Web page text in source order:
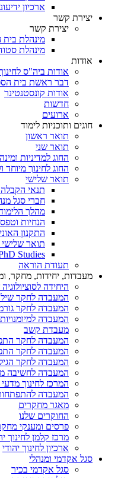
ארכיון
יצירת קשר
יצירת קשר
מינהלת
מינהלת
אודות
אודות ביה"ס
דבר ראשת בית
אודות קונסטנטינר
חדשות
ארועים
חוגים ותוכניות לימוד
תואר ראשון
תואר שני
החוג למדיניות
החוג לחינוך מיוחד
תואר שלישי
תנאי
חברי סגל
מהלך
הנחיות
התקנון
תואר
Studies
תעודת הוראה
מעבדות, יחידות, מחקר,
היחידה
המעבדה לחקר
המעבדה לחקר
המעבדה
מעבדת קשב
המעבדה לחקר
המעבדה לחקר
המעבדה לחקר
המעבדה לחשיבה
המרכז לחינוך מדעי
המעבדה
מאגר מחקרים
החוקרים שלנו
פרסים ומענקי
מרכז קלמן לחינוך
ארכיון לחינוך יהודי
סגל אקדמי ומנהלי
סגל אקדמי בכיר